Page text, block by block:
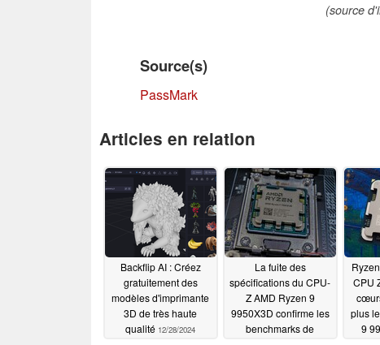
(source
Source(s)
PassMark
Articles en relation
Backflip AI : Créez
gratuitement des
modèles d'imprimante
3D de très haute
qualité 12/28/2024
La fuite des
spécifications du CPU-
Z AMD Ryzen 9
9950X3D confirme les
benchmarks de
CPU
plus
9